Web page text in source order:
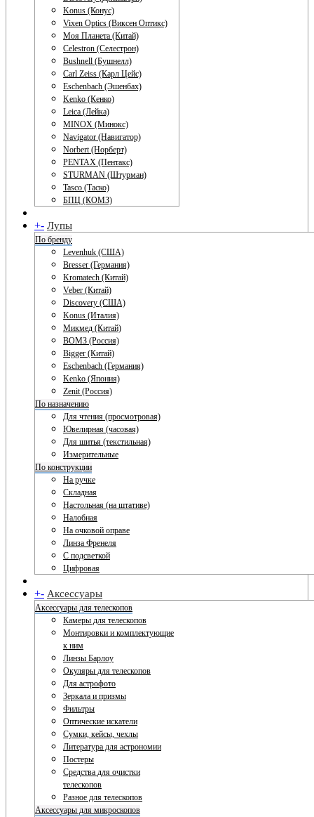
Konus (Конус)
Vixen Optics (Виксен Оптикс)
Моя Планета (Китай)
Celestron (Селестрон)
Bushnell (Бушнелл)
Carl Zeiss (Карл Цейс)
Eschenbach (Эшенбах)
Kenko (Кенко)
Leica (Лейка)
MINOX (Минокс)
Navigator (Навигатор)
Norbert (Норберт)
PENTAX (Пентакс)
STURMAN (Штурман)
Tasco (Таско)
БПЦ (КОМЗ)
+- Лупы
По бренду
Levenhuk (США)
Bresser (Германия)
Kromatech (Китай)
Veber (Китай)
Discovery (США)
Konus (Италия)
Микмед (Китай)
ВОМЗ (Россия)
Bigger (Китай)
Eschenbach (Германия)
Kenko (Япония)
Zenit (Россия)
По назначению
Для чтения (просмотровая)
Ювелирная (часовая)
Для шитья (текстильная)
Измерительные
По конструкции
На ручке
Складная
Настольная (на штативе)
Налобная
На очковой оправе
Линза Френеля
С подсветкой
Цифровая
+- Аксессуары
Аксессуары для телескопов
Камеры для телескопов
Монтировки и комплектующие
к ним
Линзы Барлоу
Окуляры для телескопов
Для астрофото
Зеркала и призмы
Фильтры
Оптические искатели
Сумки, кейсы, чехлы
Литература для астрономии
Постеры
Средства для очистки
телескопов
Разное для телескопов
Аксессуары для микроскопов